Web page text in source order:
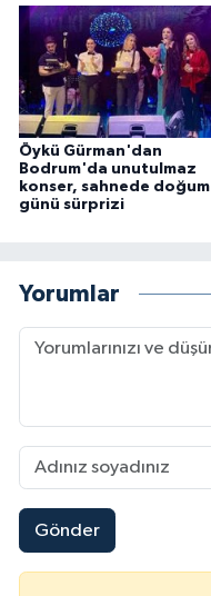
Öykü Gürman'dan
Bodrum'da unutulmaz
konser, sahnede doğum
günü sürprizi
Yorumlar
Gönder